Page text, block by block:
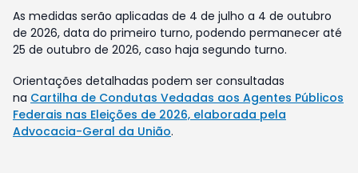
As medidas serão aplicadas de 4 de julho a 4 de outubro
de 2026, data do primeiro turno, podendo permanecer até
25 de outubro de 2026, caso haja segundo turno.
Orientações detalhadas podem ser consultadas
na Cartilha de Condutas Vedadas aos Agentes Públicos
Federais nas Eleições de 2026, elaborada pela
Advocacia-Geral da União.